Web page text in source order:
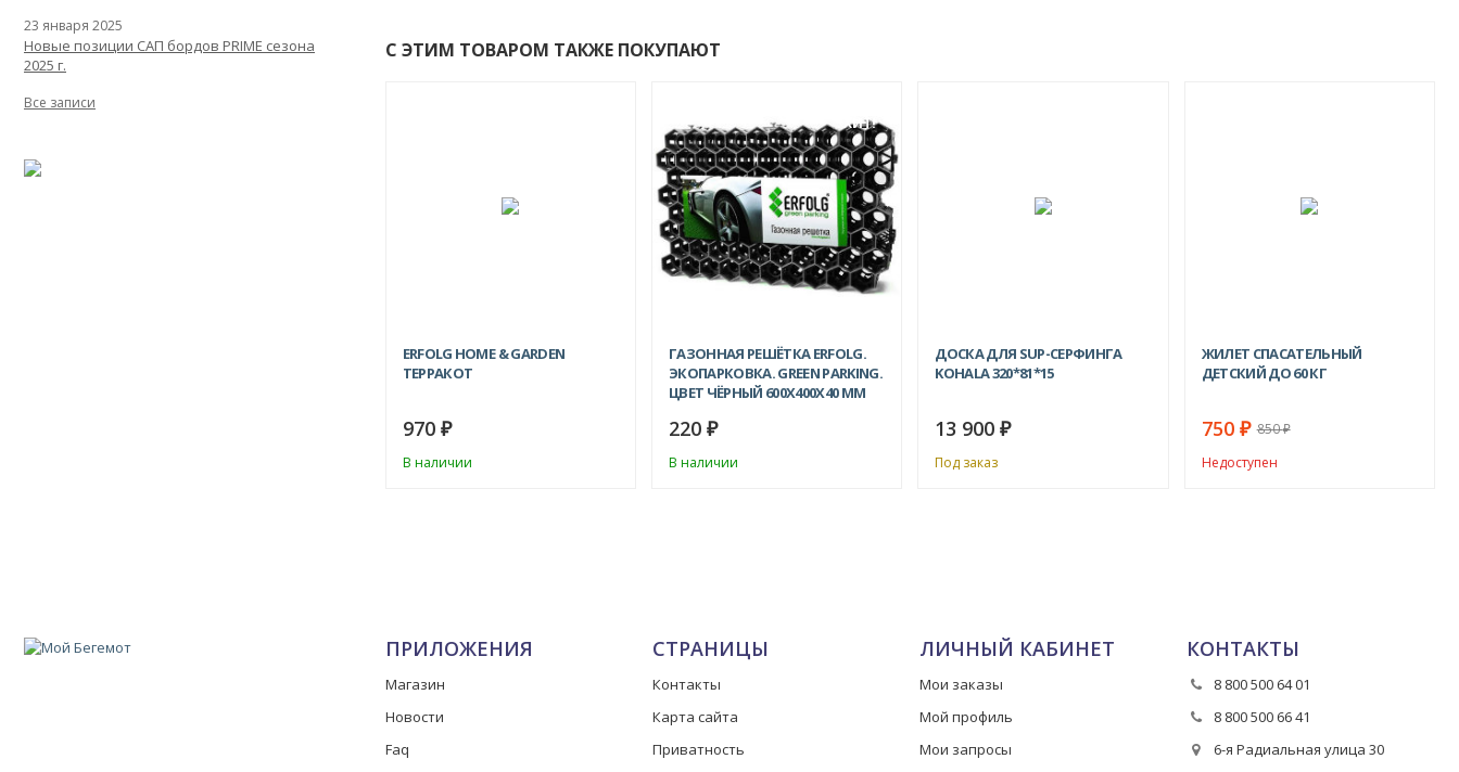
С ЭТИМ ТОВАРОМ ТАКЖЕ ПОКУПАЮТ
ERFOLG HOME & GARDEN
ТЕРРАКОТ
970 ₽
В наличии
ХИТ!
ГАЗОННАЯ РЕШЁТКА ERFOLG.
ЭКОПАРКОВКА. GREEN PARKING.
ЦВЕТ ЧЁРНЫЙ 600Х400Х40 ММ
220 ₽
В наличии
ДОСКА ДЛЯ SUP-СЕРФИНГА
KOHALA 320*81*15
13 900₽
Под заказ
ЖИЛЕТ СПАСАТЕЛЬНЫЙ
ДЕТСКИЙ ДО 60 КГ
750 ₽ 850₽
Недоступен
23 января 2025
Новые позиции САП бордов PRIME сезона
2025 г.
Все записи
ПРИЛОЖЕНИЯ
Магазин
Новости
Faq
СТРАНИЦЫ
Контакты
Карта сайта
Приватность
ЛИЧНЫЙ КАБИНЕТ
Мои заказы
Мой профиль
Мои запросы
КОНТАКТЫ
8 800 500 64 01
8 800 500 66 41
6-я Радиальная улица 30